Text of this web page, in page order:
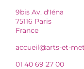
9bis Av. d'Iéna
75116 Paris
France
accueil@arts-et-
01 40 69 27 00